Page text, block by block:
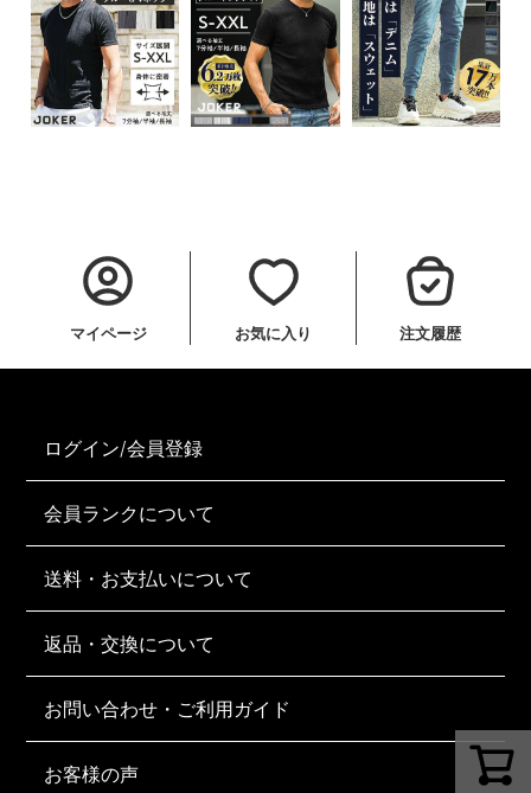
マイページ お気に入り 注文履歴
ログイン/会員登録
会員ランクについて
送料・お支払いについて
返品・交換について
お問い合わせ・ご利用ガイド
お客様の声